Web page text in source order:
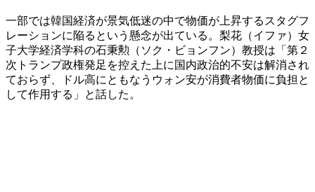
一部では韓国経済が景気低迷の中で物価が上昇するスタグフ
レーションに陥るという懸念が出ている。梨花（イファ）女
子大学経済学科の石秉勲（ソク・ビョンフン）教授は「第２
次トランプ政権発足を控えた上に国内政治的不安は解消され
ておらず、ドル高にともなうウォン安が消費者物価に負担と
して作用する」と話した。